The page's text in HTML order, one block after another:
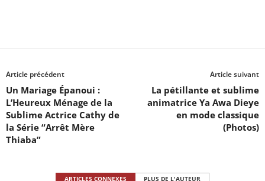
Article précédent
Un Mariage Épanoui :
L’Heureux Ménage de la
Sublime Actrice Cathy de
la Série “Arrêt Mère
Thiaba”
Article suivant
La pétillante et sublime
animatrice Ya Awa Dieye
en mode classique
(Photos)
ARTICLES CONNEXES PLUS DE L'AUTEUR